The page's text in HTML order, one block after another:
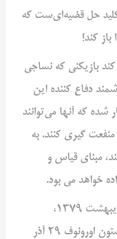
حل قضیه‌ای‌ست که
کند!
بازیکنی که نساجی
دفاع کننده این
شده که آنها می‌توانند
لیست زیر 25 ساله منفعت گیری کنند. به
مبنای قیاس و
خواهد می بود.
* امیرمحمد هوشمند متولد 19 اردیبهشت 1379،
امیرحسین‌زاده 9 آبان 1379 و اوستون اورونوف 29 آذر